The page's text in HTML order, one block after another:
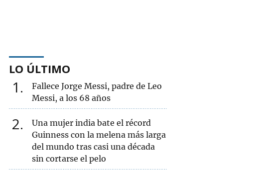
LO ÚLTIMO
1
Fallece Jorge Messi, padre de Leo
Messi, a los 68 años
2
Una mujer india bate el récord
Guinness con la melena más larga
del mundo tras casi una década
sin cortarse el pelo